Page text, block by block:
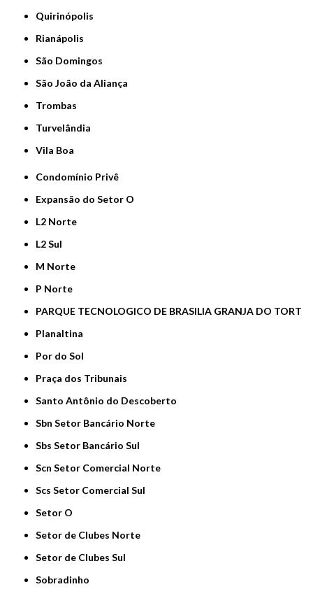
Quirinópolis
Rianápolis
São Domingos
São João da Aliança
Trombas
Turvelândia
Vila Boa
Condomínio Privê
Expansão do Setor O
L2 Norte
L2 Sul
M Norte
P Norte
PARQUE TECNOLOGICO DE BRASILIA GRANJA DO TORT
Planaltina
Por do Sol
Praça dos Tribunais
Santo Antônio do Descoberto
Sbn Setor Bancário Norte
Sbs Setor Bancário Sul
Scn Setor Comercial Norte
Scs Setor Comercial Sul
Setor O
Setor de Clubes Norte
Setor de Clubes Sul
Sobradinho